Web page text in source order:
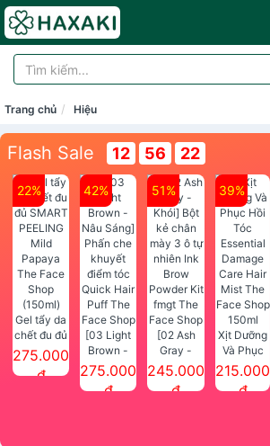
Trang chủ Hiệu
Flash Sale 12 56 22
22%
Gel tẩy da
chết đu đủ
SMART
PEELING
275.000
đ
42%
[03 Light
Brown -
Nâu Sáng]
Phấn che
275.000
đ
51%
[02 Ash
Gray -
Khói] Bột
kẻ chân
245.000
đ
39%
Xịt Dưỡng
Và Phục
Hồi Tóc
Essential
215.000
đ